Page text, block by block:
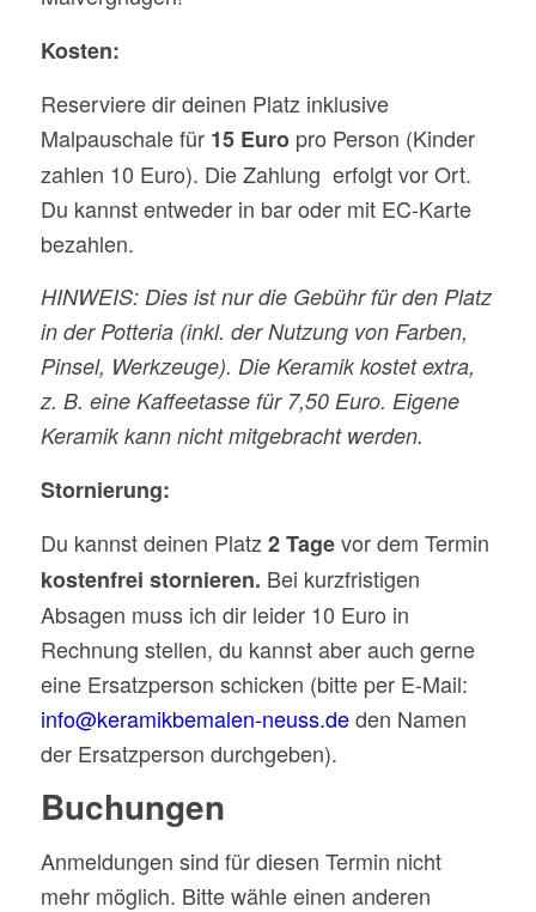
Kosten:
Reserviere dir deinen Platz inklusive
Malpauschale für 15 Europro Person (Kinder
zahlen 10 Euro). Die Zahlung erfolgt vor Ort.
Du kannst entweder in bar oder mit EC-Karte
bezahlen.
HINWEIS: Dies ist nur die Gebühr für den Platz
in der Potteria (inkl. der Nutzung von Farben,
Pinsel, Werkzeuge). Die Keramik kostet extra,
z. B. eine Kaffeetasse für 7,50 Euro. Eigene
Keramik kann nicht mitgebracht werden.
Stornierung:
Du kannst deinen Platz 2 Tagevor dem Termin
kostenfrei stornieren. Bei kurzfristigen
Absagen muss ich dir leider 10 Euro in
Rechnung stellen, du kannst aber auch gerne
eine Ersatzperson schicken (bitte per E-Mail:
info@keramikbemalen-neuss.deden Namen
der Ersatzperson durchgeben).
Buchungen
Anmeldungen sind für diesen Termin nicht
mehr möglich. Bitte wähle einen anderen